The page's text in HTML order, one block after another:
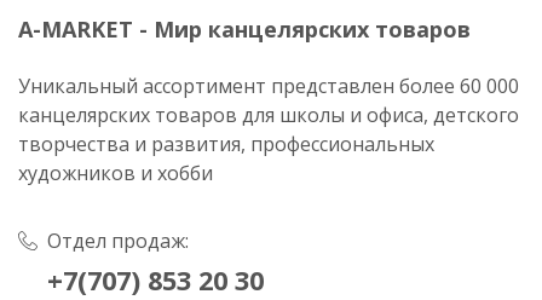
A-MARKET - Мир канцелярских товаров
Уникальный ассортимент представлен более 60 000
канцелярских товаров для школы и офиса, детского
творчества и развития, профессиональных
художников и хобби
Отдел продаж:
+7(707) 853 20 30